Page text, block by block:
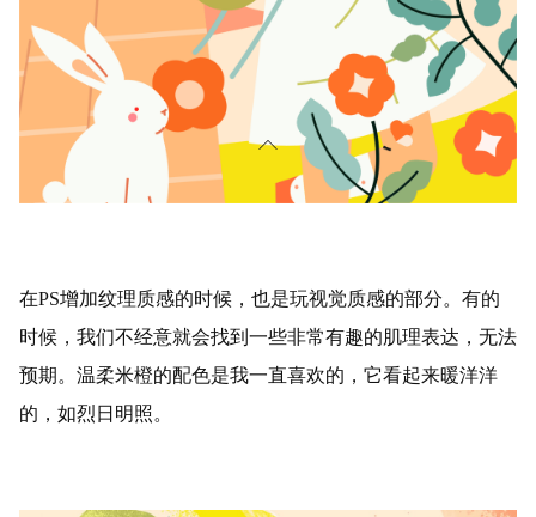
在PS增加纹理质感的时候，也是玩视觉质感的部分。有的
时候，我们不经意就会找到一些非常有趣的肌理表达，无法
预期。温柔米橙的配色是我一直喜欢的，它看起来暖洋洋
的，如烈日明照。